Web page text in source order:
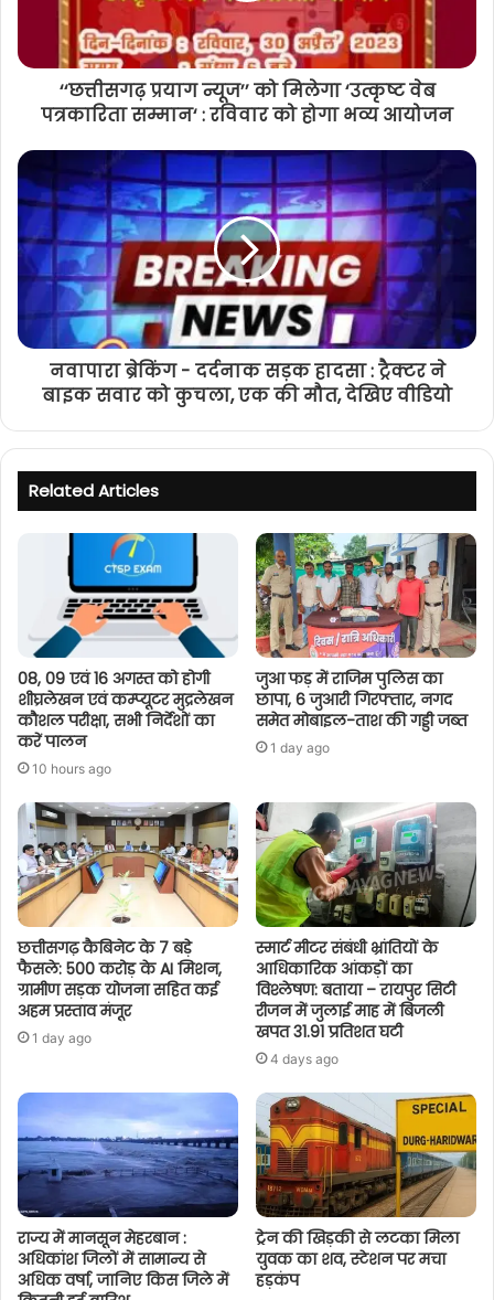
‘‘छत्तीसगढ़ प्रयाग न्यूज’’ को मिलेगा ‘उत्कृष्ट वेब
पत्रकारिता सम्मान‘ : रविवार को होगा भव्य आयोजन
नवापारा ब्रेकिंग - दर्दनाक सड़क हादसा : ट्रैक्टर ने
बाइक सवार को कुचला, एक की मौत, देखिए वीडियो
Related Articles
08, 09 एवं 16 अगस्त को होगी
शीघ्रलेखन एवं कम्प्यूटर मुद्रलेखन
कौशल परीक्षा, सभी निर्देशों का
करें पालन
10 hours ago
जुआ फड़ में राजिम पुलिस का
छापा, 6 जुआरी गिरफ्तार, नगद
समेत मोबाइल-ताश की गड्डी जब्त
1 day ago
छत्तीसगढ़ कैबिनेट के 7 बड़े
फैसले: 500 करोड़ के AI मिशन,
ग्रामीण सड़क योजना सहित कई
अहम प्रस्ताव मंजूर
1 day ago
स्मार्ट मीटर संबंधी भ्रांतियों के
आधिकारिक आंकड़ों का
विश्लेषण: बताया – रायपुर सिटी
रीजन में जुलाई माह में बिजली
खपत 31.91 प्रतिशत घटी
4 days ago
राज्य में मानसून मेहरबान :
अधिकांश जिलों में सामान्य से
अधिक वर्षा, जानिए किस जिले में
ट्रेन की खिड़की से लटका मिला
युवक का शव, स्टेशन पर मचा
हड़कंप